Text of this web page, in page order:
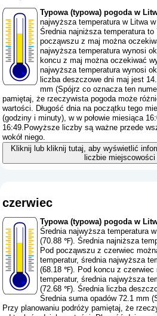
Typowa (typowa) pogoda w
najwyższa temperatura w Litwa
Średnia najniższa temperatura
począwszu z maj można
najwyższa temperatura wynosi
koncu z maj można oczekiwać
najwyższa temperatura wynosi
liczba deszczowe dni maj jest
mm (Spójrz co oznacza ten
pamiętaj, że rzeczywista pogoda może
wartości. Długość dnia na początku tego
(godziny i minuty), w w połowie miesiąca
16:49.Powyższe liczby są ważne przede
wokół niego.
Kliknij lub kliknij tutaj, aby wyświetlić
liczbie
czerwiec
Typowa (typowa) pogoda w
Średnia najwyższa temperatura
(70.88 ℉). Średnia najniższa
Pod począwszu z czerwiec
temperatur, średnia najwyższa
(68.18 ℉). Pod koncu z
temperatur, średnia najwyższa
(72.68 ℉). Średnia liczba
Średnia suma opadów 72.1 mm (
Przy planowaniu podróży pamiętaj, że